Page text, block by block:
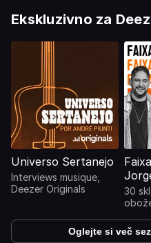
Ekskluzivno za
Universo Sertanejo
Interviews musique,
Deezer Originals
30
Oglejte si več